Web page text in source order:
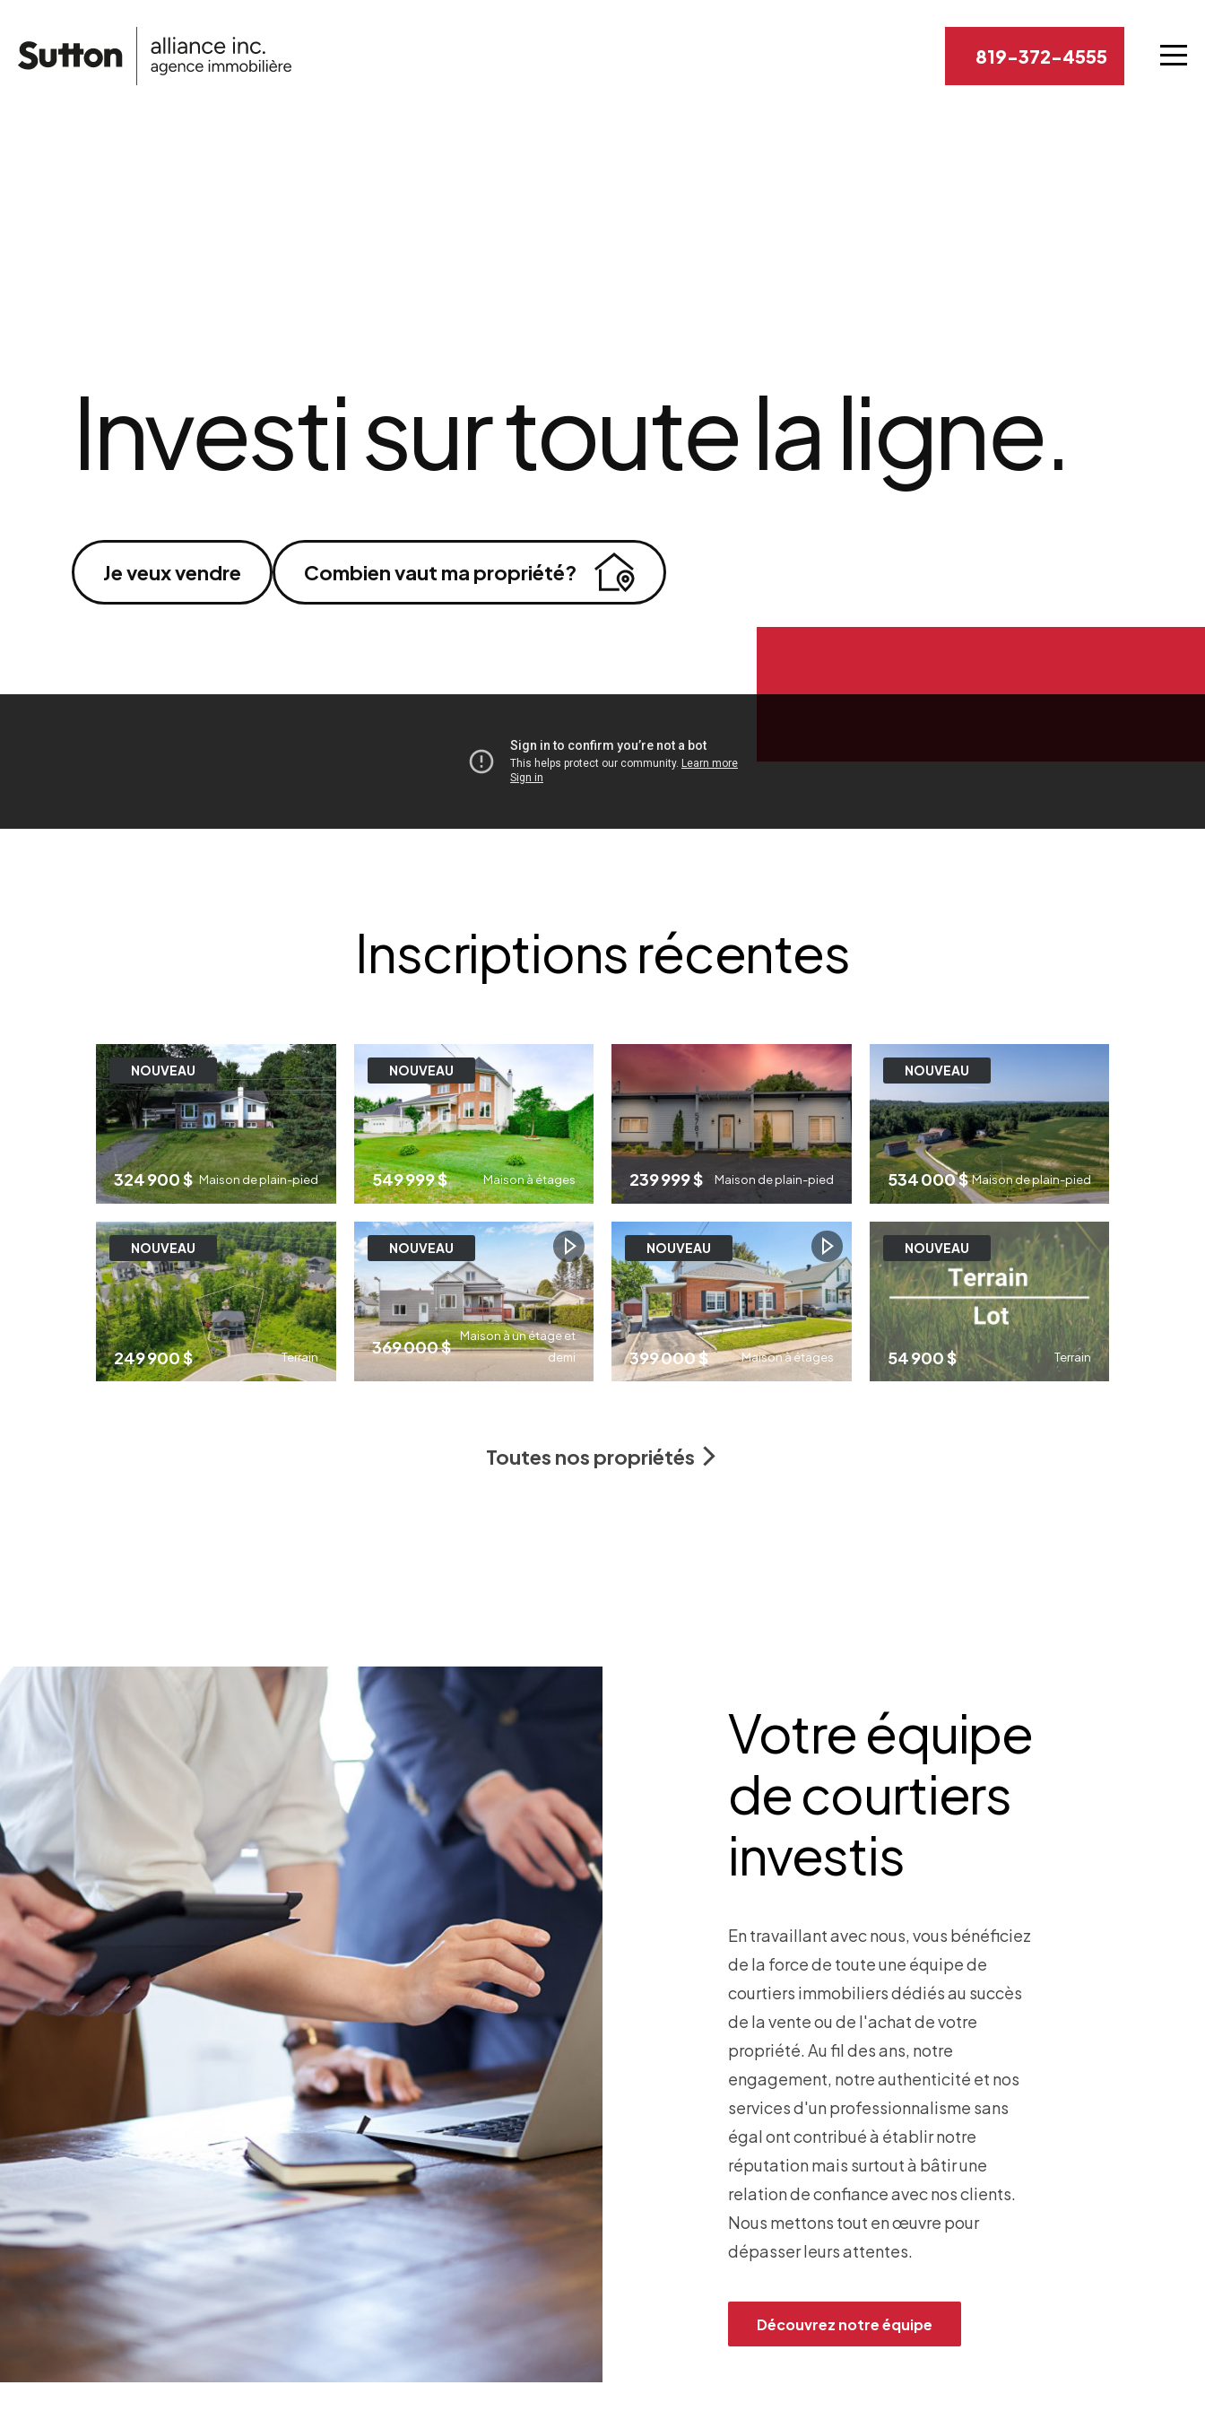
819-372-4555
Investi sur toute la ligne.
Je veux vendre Combien vaut ma propriété?
Inscriptions récentes
NOUVEAU
324 900 $ Maison de plain-pied
4 2
NOUVEAU
549 999 $ Maison à étages
3 1
239 999 $ Maison de plain-pied
2 1
NOUVEAU
534 000 $ Maison de plain-pied
4
1
NOUVEAU
249 900 $ Terrain
NOUVEAU
369 000 $
Maison à un étage et
demi
NOUVEAU
399 000 $ Maison à étages
NOUVEAU
54 900 $ Terrain
Toutes nos propriétés
Votre équipe
de courtiers
investis
En travaillant avec nous, vous bénéficiez
de la force de toute une équipe de
courtiers immobiliers dédiés au succès
de la vente ou de l'achat de votre
propriété. Au fil des ans, notre
engagement, notre authenticité et nos
services d'un professionnalisme sans
égal ont contribué à établir notre
réputation mais surtout à bâtir une
relation de confiance avec nos clients.
Nous mettons tout en œuvre pour
dépasser leurs attentes.
Découvrez notre équipe